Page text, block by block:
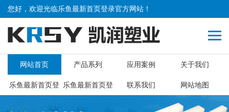
您好，欢迎光临乐鱼最新首页登录官方网站！
网站首页 产品系列 应用案例 关于我们
乐鱼最新首页登 乐鱼最新首页登 联系我们 网站地图